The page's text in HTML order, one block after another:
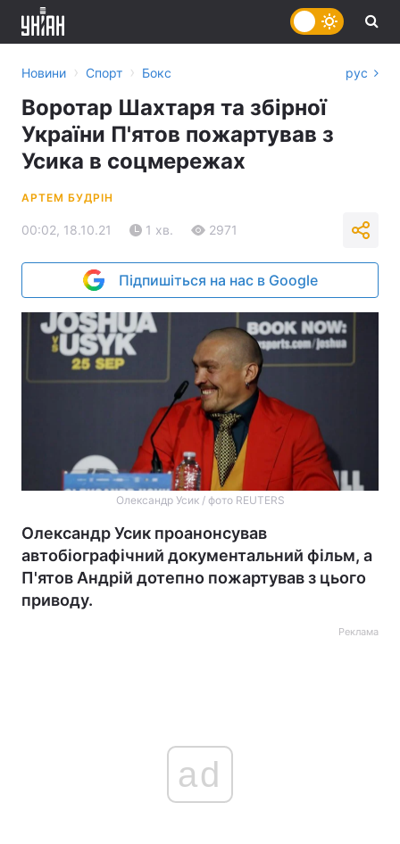
Новини › Спорт › Бокс рус
Воротар Шахтаря та збірної
України П'ятов пожартував з
Усика в соцмережах
АРТЕМ БУДРІН
00:02, 18.10.21 1 хв. 2971
Підпишіться на нас в Google
Олександр Усик / фото REUTERS
Олександр Усик проанонсував
автобіографічний документальний фільм, а
П'ятов Андрій дотепно пожартував з цього
приводу.
Реклама
ad